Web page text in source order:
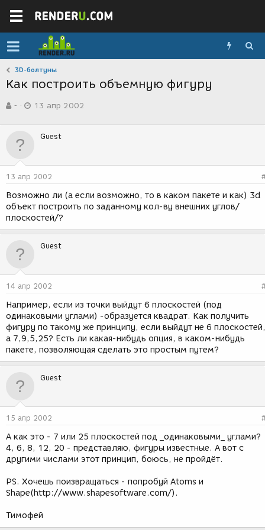
3D-болтуны
Как построить объемную фигуру
в
р
м
-
а
д
н
и
я
13 апр 2002
Guest
13 апр 2002
Возможно ли (а если возможно, то в каком пакете и как) 3d
объект построить по заданному кол-ву внешних углов/
плоскостей/?
Guest
14 апр 2002
Например, если из точки выйдут 6 плоскостей (под
одинаковыми углами) -образуется квадрат. Как получить
фигуру по такому же принципу, если выйдут не 6 плоскостей,
а 7,9,5,25? Есть ли какая-нибудь опция, в каком-нибудь
пакете, позволяющая сделать это простым путем?
Guest
15 апр 2002
А как это - 7 или 25 плоскостей под _одинаковыми_ углами?
4, 6, 8, 12, 20 - представляю, фигуры известные. А вот с
другими числами этот принцип, боюсь, не пройдёт.
PS. Хочешь поизвращаться - попробуй Atoms и
Shape(http://www.shapesoftware.com/).
Тимофей